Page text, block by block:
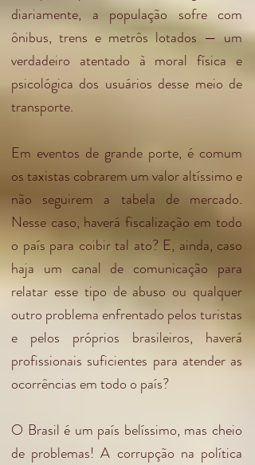
diariamente, a população sofre com
ônibus, trens e metrôs lotados — um
verdadeiro atentado à moral física e
psicológica dos usuários desse meio de
transporte.
Em eventos de grande porte, é comum
os taxistas cobrarem um valor altíssimo e
não seguirem a tabela de mercado.
Nesse caso, haverá fiscalização em todo
o país para coibir tal ato? E, ainda, caso
haja um canal de comunicação para
relatar esse tipo de abuso ou qualquer
outro problema enfrentado pelos turistas
e pelos próprios brasileiros, haverá
profissionais suficientes para atender as
ocorrências em todo o país?
O Brasil é um país belíssimo, mas cheio
de problemas! A corrupção na política